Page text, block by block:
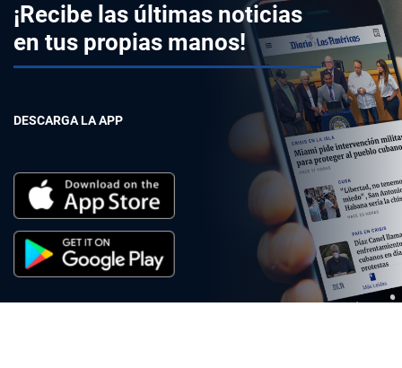
¡Recibe las últimas noticias
en tus propias manos!
DESCARGA LA APP